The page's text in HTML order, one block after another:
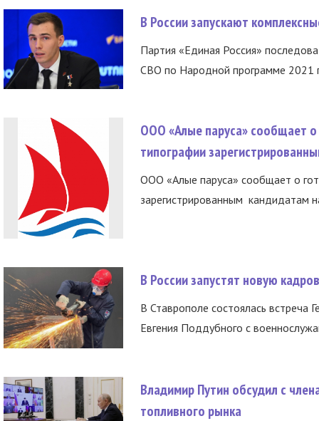
В России запускают
Партия «Единая Россия»
СВО по Народной программе 2021
ООО «Алые паруса» сообщает о
типографии
ООО «Алые паруса» сообщает о
зарегистрированным кандидатам
В России запустят новую
В Ставрополе состоялась встреча
Евгения Поддубного с
Владимир Путин обсудил с
топливного рынка